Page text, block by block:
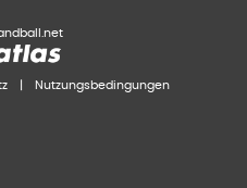
Nutzungsbedingungen